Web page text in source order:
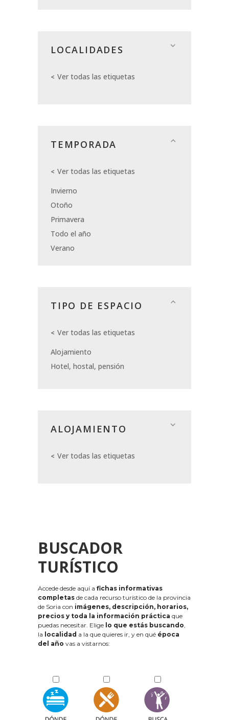
LOCALIDADES
Ver todas las etiquetas
TEMPORADA
Ver todas las etiquetas
Invierno
Otoño
Primavera
Todo el año
Verano
TIPO DE ESPACIO
Ver todas las etiquetas
Alojamiento
Hotel, hostal, pensión
ALOJAMIENTO
Ver todas las etiquetas
BUSCADOR
TURÍSTICO
Accede desde aquí a fichas informativas
completas de cada recurso turístico de la provincia
de Soria con imágenes, descripción, horarios,
precios y toda la información práctica que
puedas necesitar. Elige lo que estás buscando,
la localidad a la que quieres ir, y en qué época
del año vas a vistarnos: